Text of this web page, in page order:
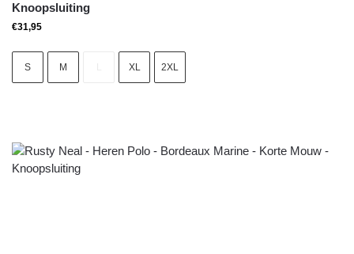
Knoopsluiting
€31,95
S M XL 2XL